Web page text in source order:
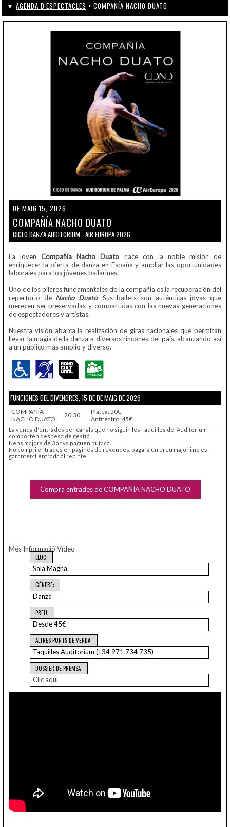
▼ AGENDA D'ESPECTACLES > COMPAÑÍA NACHO DUATO
DE MAIG 15, 2026
COMPAÑÍA NACHO DUATO
CICLO DANZA AUDITORIUM - AIR EUROPA 2026
La jovenCompañía Nacho Duato nace con la noble misión de
enriquecer la oferta de danza en España y ampliar las oportunidades
laborales para los jóvenes bailarines.
Uno de los pilares fundamentales de la compañía es la recuperación del
repertorio de Nacho Duato. Sus ballets son auténticas joyas que
merecen ser preservadas y compartidas con las nuevas generaciones
de espectadores y artistas.
Nuestra visión abarca la realización de giras nacionales que permitan
llevar la magia de la danza a diversos rincones del país, alcanzando así
a un público más amplio y diverso.
FUNCIONES DEL DIVENDRES, 15 DE DE MAIG DE 2026
COMPAÑÍA
NACHO DUATO
20:30
Platea: 50€
Anfiteatro: 45€
La venda d'entrades per canals que no siguin les Taquilles del Auditorium
comporten despesa de gestió.
Nens majors de 3 anys paguen butaca.
No compri entrades en pàgines de revendes, pagarà un preu major i no es
garanteix l'entrada al recinte.
Compra entrades de COMPAÑÍA NACHO DUATO
Més Informació Vídeo
LLOC:
Sala Magna
GÈNERE:
Danza
PREU:
Desde 45€
ALTRES PUNTS DE VENDA:
Taquilles Auditorium (+34 971 734 735)
DOSSIER DE PREMSA:
Clic aquí